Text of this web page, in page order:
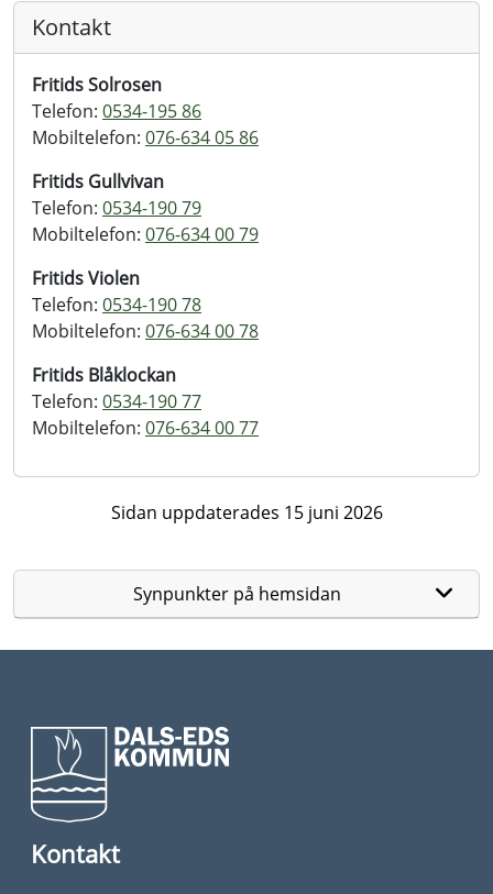
Kontakt
Fritids Solrosen
Telefon: 0534-195 86
Mobiltelefon: 076-634 05 86
Fritids Gullvivan
Telefon: 0534-190 79
Mobiltelefon: 076-634 00 79
Fritids Violen
Telefon: 0534-190 78
Mobiltelefon: 076-634 00 78
Fritids Blåklockan
Telefon: 0534-190 77
Mobiltelefon: 076-634 00 77
Sidan uppdaterades 15 juni 2026
Synpunkter på hemsidan
Kontakt